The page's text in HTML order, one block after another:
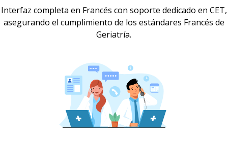
Interfaz completa en Francés con soporte dedicado en CET,
asegurando el cumplimiento de los estándares Francés de
Geriatría.